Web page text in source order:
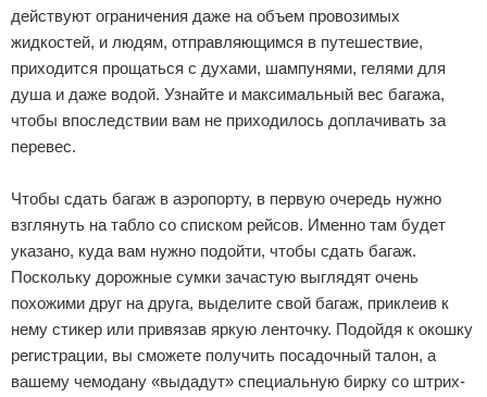
действуют ограничения даже на объем провозимых
жидкостей, и людям, отправляющимся в путешествие,
приходится прощаться с духами, шампунями, гелями для
душа и даже водой. Узнайте и максимальный вес багажа,
чтобы впоследствии вам не приходилось доплачивать за
перевес.
Чтобы сдать багаж в аэропорту, в первую очередь нужно
взглянуть на табло со списком рейсов. Именно там будет
указано, куда вам нужно подойти, чтобы сдать багаж.
Поскольку дорожные сумки зачастую выглядят очень
похожими друг на друга, выделите свой багаж, приклеив к
нему стикер или привязав яркую ленточку. Подойдя к окошку
регистрации, вы сможете получить посадочный талон, а
вашему чемодану «выдадут» специальную бирку со штрих-